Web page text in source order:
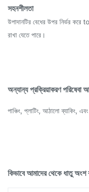
সহনশীলতা
উপাদানটির বেধের উপর নির্ভর
রাখা যেতে পারে।
অন্যান্য প্রক্রিয়াকরণ পরিষেবা
পাঞ্চিং, প্লাটিং, আঠালো ব্যাকিং,
কিভাবে আমাদের থেকে ধাতু অংশ